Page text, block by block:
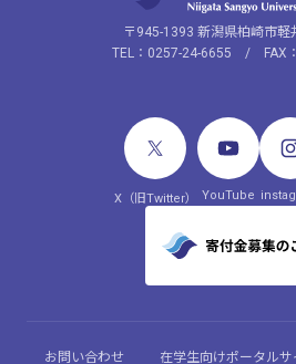
〒945-1393 新潟県柏崎市軽
TEL：0257-24-6655 / FAX
X（旧Twitter） YouTube
お問い合わせ 在学生向けポータルサ